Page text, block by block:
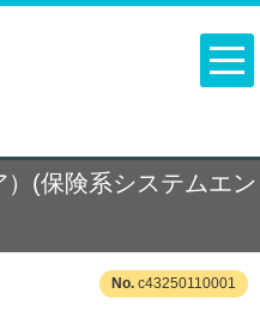
(保険系システムエン
c43250110001